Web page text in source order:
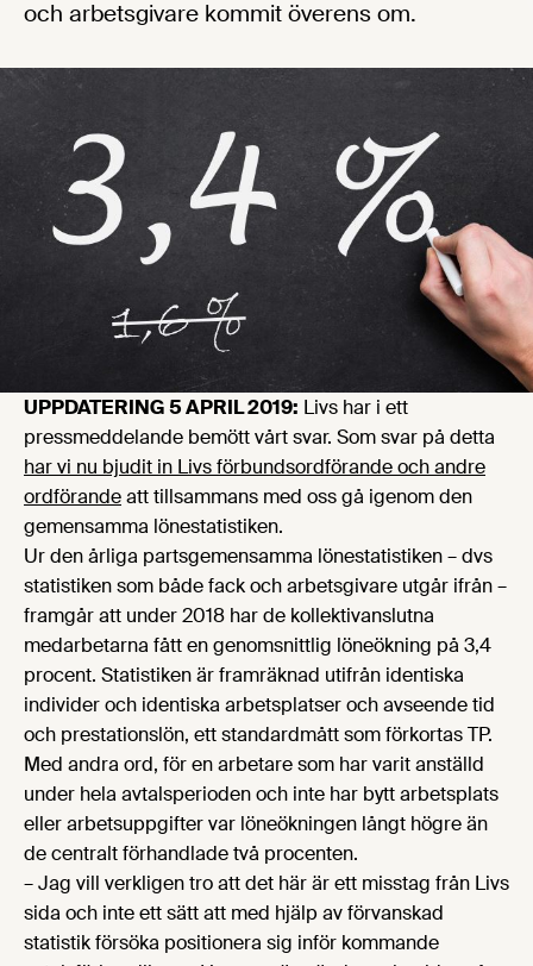
och arbetsgivare kommit överens om.
UPPDATERING 5 APRIL 2019: Livs har i ett
pressmeddelande bemött vårt svar. Som svar på detta
har vi nu bjudit in Livs förbundsordförande och andre
ordförandeatt tillsammans med oss gå igenom den
gemensamma lönestatistiken.
Ur den årliga partsgemensamma lönestatistiken – dvs
statistiken som både fack och arbetsgivare utgår ifrån –
framgår att under 2018 har de kollektivanslutna
medarbetarna fått en genomsnittlig löneökning på 3,4
procent. Statistiken är framräknad utifrån identiska
individer och identiska arbetsplatser och avseende tid
och prestationslön, ett standardmått som förkortas TP.
Med andra ord, för en arbetare som har varit anställd
under hela avtalsperioden och inte har bytt arbetsplats
eller arbetsuppgifter var löneökningen långt högre än
de centralt förhandlade två procenten.
– Jag vill verkligen tro att det här är ett misstag från Livs
sida och inte ett sätt att med hjälp av förvanskad
statistik försöka positionera sig inför kommande